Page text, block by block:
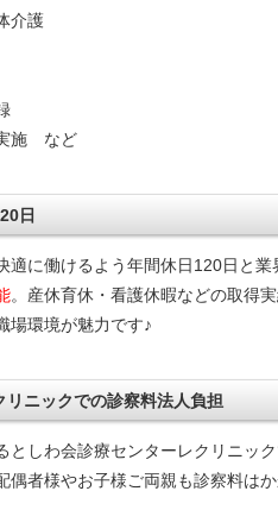
介護
実施 など
日
適に働けるよう年間休日120日と
。産休育休・看護休暇などの取得
場環境が魅力です♪
ニックでの診察料法人負担
としわ会診療センターレクリニッ
偶者様やお子様ご両親も診察料は